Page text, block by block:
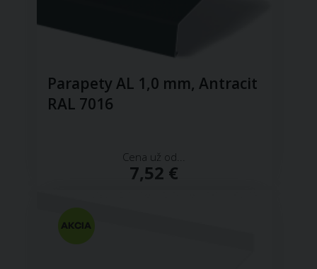
Parapety AL 1,0 mm, Antracit
RAL 7016
Cena už od...
7,52 €